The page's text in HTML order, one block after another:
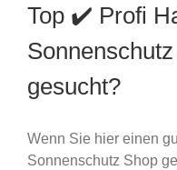
Top ✔️ Profi
gesucht?
Wenn Sie hier einen
Sonnenschutz Shop